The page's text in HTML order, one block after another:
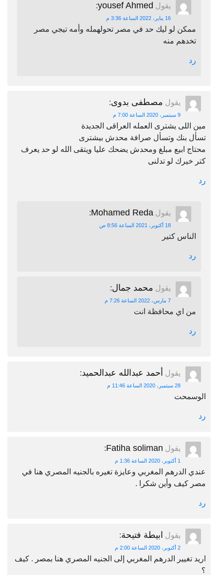
يقول yousef Ahmed
:
16 يناير، 2022 الساعة 3:36 م
ممكن لو ليك حد في مصر تحولهمله وأمه تيجي مصر
تخدهم منه
رد
يقول مصطفى بدوى:
9 سبتمبر، 2020 الساعة 7:00 م
مين اللى يشترى العمله العراقى الجديدة
تسأل بنك وتسأل صرافة محدش بيشترى
محتاج ابيع مبلغ ومحدش يضحك عليا ويتقى الله لو حد يعرف
كتر خيرك لو تدلنى
رد
يقول Mohamed Reda
:
18 أكتوبر، 2021 الساعة 8:56 ص
الناس كتير
رد
يقول محمد جمال:
7 مارس، 2022 الساعة 7:26 م
من اي محافظة انت
رد
يقول أحمد عبدالله عبدالحميد:
28 سبتمبر، 2020 الساعة 11:46 م
الوسمحت
رد
يقول Fatiha soliman
:
1 أكتوبر، 2020 الساعة 1:36 م
عندي الدرهم المغربي وعايزة تغيره بالجنيه المصري هنا في
مصر كيف وأين شكرا .
رد
يقول ابيطة فتيحة:
2 أكتوبر، 2020 الساعة 2:00 م
اريد تغيير الدرهم المغربي إلى الجنيه المصري هنا بمصر . كيف
؟